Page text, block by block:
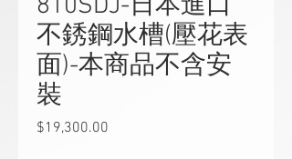
810SDJ-日本進口
不銹鋼水槽(壓花表
面)-本商品不含安
裝
$19,300.00